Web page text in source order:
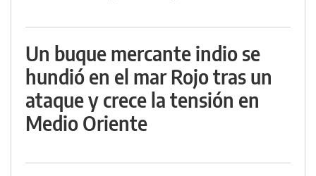
Un buque mercante indio se
hundió en el mar Rojo tras un
ataque y crece la tensión en
Medio Oriente